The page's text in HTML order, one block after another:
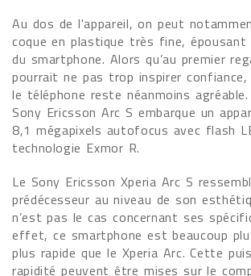
Au dos de l'appareil, on peut
coque en plastique très fine,
du smartphone. Alors qu’au premier
pourrait ne pas trop inspirer
le téléphone reste néanmoins agréable.
Sony Ericsson Arc S embarque un
8,1 mégapixels autofocus avec flash
technologie Exmor R.
Le Sony Ericsson Xperia Arc S
prédécesseur au niveau de son
n’est pas le cas concernant ses
effet, ce smartphone est beaucoup
plus rapide que le Xperia Arc. Cette
rapidité peuvent être mises sur le